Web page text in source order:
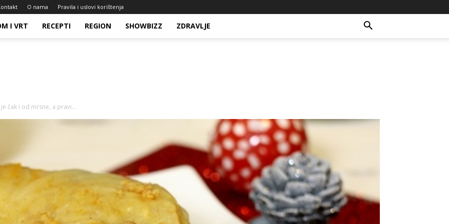
O nama Pravila i uslovi korištenja
I VRT RECEPTI REGION SHOWBIZZ ZDRAVLJE
čak i od mrsne, a pravi...